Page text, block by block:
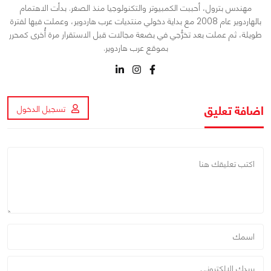
مهندس بترول، أحببت الكمبيوتر والتكنولوجيا منذ الصغر. بدأت الاهتمام
بالهاردوير عام 2008 مع بداية دخولي منتديات عرب هاردوير، وعملت فيها لفترة
طويلة، ثم عملت بعد تخرُّجي في بضعة مجالات قبل الاستقرار مرة أُخرى كمحرر
بموقع عرب هاردوير.
اضافة تعليق تسجيل الدخول